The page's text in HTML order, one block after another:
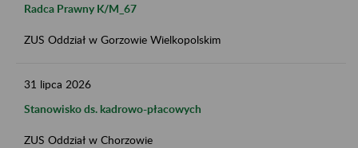
Radca Prawny K/M_67
ZUS Oddział w Gorzowie Wielkopolskim
31 lipca 2026
Stanowisko ds. kadrowo-płacowych
ZUS Oddział w Chorzowie